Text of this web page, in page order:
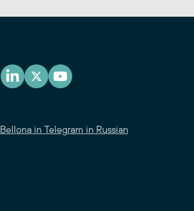
Bellona in Telegram in Russian